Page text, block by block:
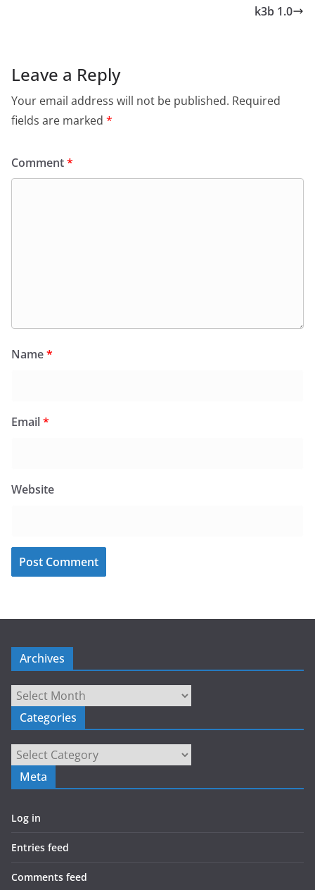
k3b 1.0
Leave a Reply
Your email address will not be published. Required
fields are marked *
Comment*
Name*
Email*
Website
Archives
Archives
Categories
Categories
Meta
Log in
Entries feed
Comments feed